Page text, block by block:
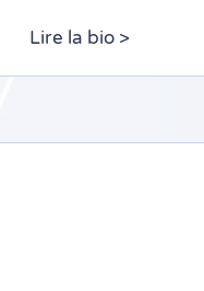
Lire la bio >